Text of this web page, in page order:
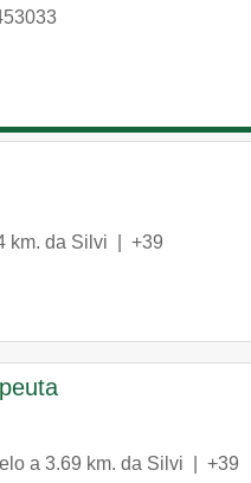
km. da Silvi | +39
a 3.69 km. da Silvi | +39